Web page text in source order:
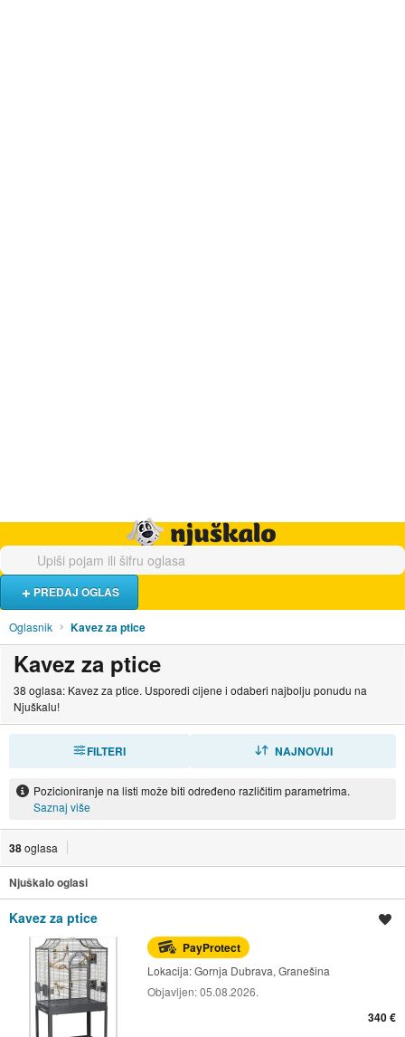
PREDAJ OGLAS
Oglasnik Kavez za ptice
Kavez za ptice
38 oglasa: Kavez za ptice. Usporedi cijene i odaberi najbolju ponudu na
Njuškalu!
FILTERI NAJNOVIJI
Pozicioniranje na listi može biti određeno različitim parametrima.
Saznaj više
38oglasa
Njuškalo oglasi
Kavez za ptice
PayProtect
Lokacija:Gornja Dubrava, Granešina
Objavljen:05.08.2026.
340 €